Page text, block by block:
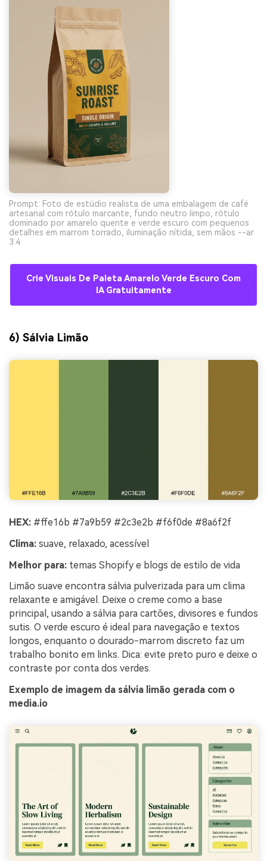
Prompt: Foto de estúdio realista de uma embalagem de café
artesanal com rótulo marcante, fundo neutro limpo, rótulo
dominado por amarelo quente e verde escuro com pequenos
detalhes em marrom torrado, iluminação nítida, sem mãos --ar
3:4
Crie Visuais De Paleta Amarelo Verde Escuro Com
IA Gratuitamente
6) Sálvia Limão
HEX: #ffe16b #7a9b59 #2c3e2b #f6f0de #8a6f2f
Clima: suave, relaxado, acessível
Melhor para: temas Shopify e blogs de estilo de vida
Limão suave encontra sálvia pulverizada para um clima
relaxante e amigável. Deixe o creme como a base
principal, usando a sálvia para cartões, divisores e fundos
sutis. O verde escuro é ideal para navegação e textos
longos, enquanto o dourado-marrom discreto faz um
trabalho bonito em links. Dica: evite preto puro e deixe o
contraste por conta dos verdes.
Exemplo de imagem da sálvia limão gerada com o
media.io